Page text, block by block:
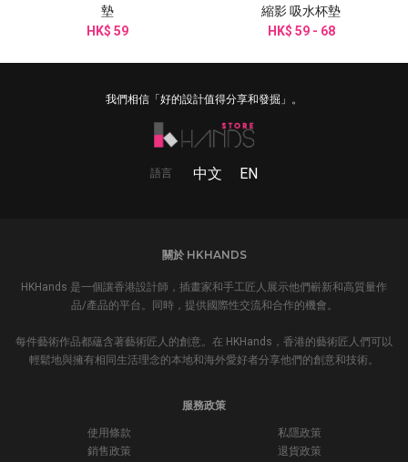
墊
HK$ 59
縮影 吸水杯墊
HK$ 59 - 68
我們相信「好的設計值得分享和發掘」。
語言 中文 EN
關於 HKHANDS
HKHands 是一個讓香港設計師，插畫家和手工匠人展示他們嶄新和高質量作
品/產品的平台。同時，提供國際性交流和合作的機會。
每件藝術作品都蘊含著藝術匠人的創意。在 HKHands，香港的藝術匠人們可以
輕鬆地與擁有相同生活理念的本地和海外愛好者分享他們的創意和技術。
服務政策
使用條款
私隱政策
銷售政策
退貨政策